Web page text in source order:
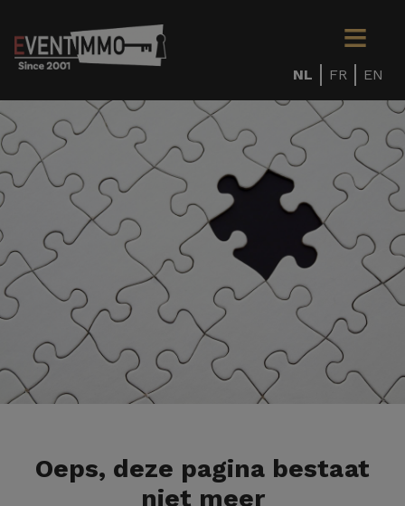
NL FR EN
Oeps, deze pagina bestaat
niet meer